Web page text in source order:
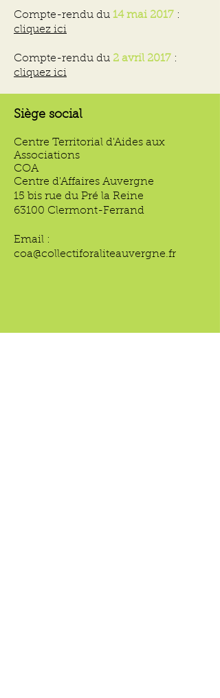
Compte-rendu du 14 mai 2017 :
cliquez ici
Compte-rendu du 2 avril 2017 :
cliquez ici
Siège social
Centre Territorial d'Aides aux
Associations
COA
Centre d'Affaires Auvergne
15 bis rue du Pré la Reine
63100 Clermont-Ferrand
Email :
coa@collectiforaliteauvergne.fr